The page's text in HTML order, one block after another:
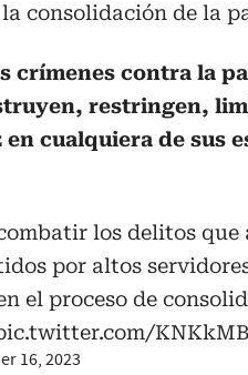
consolidación de la
crímenes contra la
restringen,
cualquiera de sus
los delitos
por altos
el proceso de
16, 2023